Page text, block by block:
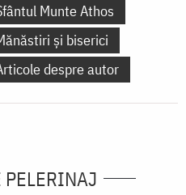
Munte Athos
și biserici
despre autor
PELERINAJ